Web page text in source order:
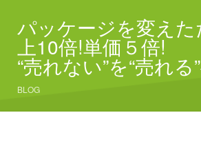
パッケージを変え
上10倍!単価５倍!
“売れない”を“売れる
BLOG